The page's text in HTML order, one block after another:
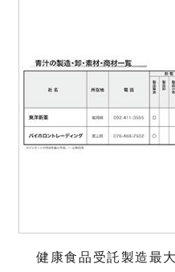
健康食品受託製造最